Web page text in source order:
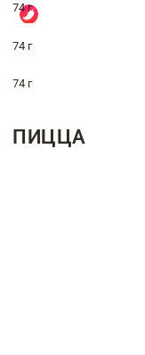
74 г
74 г
74 г
ПИЦЦА